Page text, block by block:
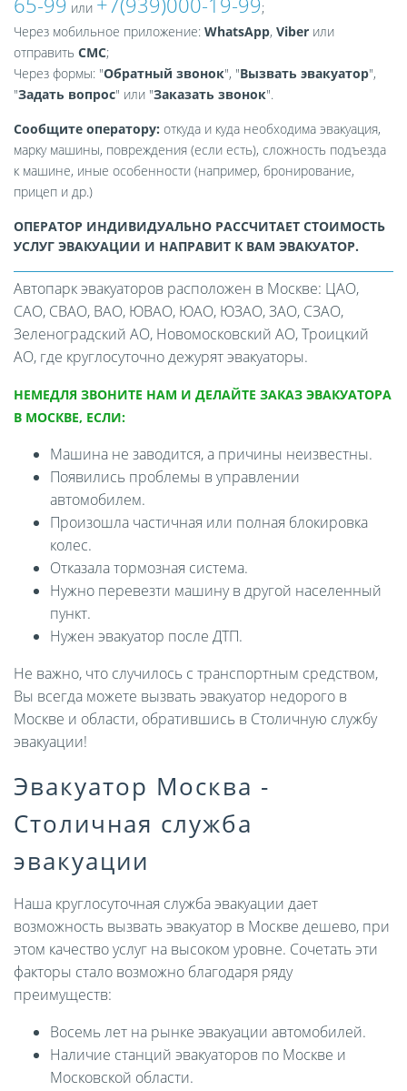
или
;
Через мобильное приложение: WhatsApp, Viber или
отправить СМС;
Через формы: "Обратный звонок", "Вызвать эвакуатор",
"Задать вопрос" или "Заказать звонок".
Сообщите оператору: откуда и куда необходима эвакуация,
марку машины, повреждения (если есть), сложность подъезда
к машине, иные особенности (например, бронирование,
прицеп и др.)
ОПЕРАТОР ИНДИВИДУАЛЬНО РАССЧИТАЕТ СТОИМОСТЬ
УСЛУГ ЭВАКУАЦИИ И НАПРАВИТ К ВАМ ЭВАКУАТОР.
Автопарк эвакуаторов расположен в Москве: ЦАО,
САО, СВАО, ВАО, ЮВАО, ЮАО, ЮЗАО, ЗАО, СЗАО,
Зеленоградский АО, Новомосковский АО, Троицкий
АО, где круглосуточно дежурят эвакуаторы.
НЕМЕДЛЯ ЗВОНИТЕ НАМ И ДЕЛАЙТЕ ЗАКАЗ ЭВАКУАТОРА
В МОСКВЕ, ЕСЛИ:
Машина не заводится, а причины неизвестны.
Появились проблемы в управлении
автомобилем.
Произошла частичная или полная блокировка
колес.
Отказала тормозная система.
Нужно перевезти машину в другой населенный
пункт.
Нужен эвакуатор после ДТП.
Не важно, что случилось с транспортным средством,
Вы всегда можете вызвать эвакуатор недорого в
Москве и области, обратившись в Столичную службу
эвакуации!
Эвакуатор Москва -
Столичная служба
эвакуации
Наша круглосуточная служба эвакуации дает
возможность вызвать эвакуатор в Москве дешево, при
этом качество услуг на высоком уровне. Сочетать эти
факторы стало возможно благодаря ряду
преимуществ:
Восемь лет на рынке эвакуации автомобилей.
Наличие станций эвакуаторов по Москве и
Московской области.